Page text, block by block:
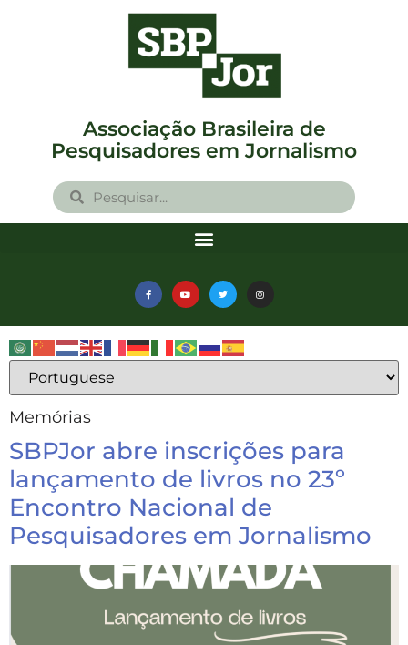
Associação Brasileira de
Pesquisadores em Jornalismo
Memórias
SBPJor abre inscrições para
lançamento de livros no 23º
Encontro Nacional de
Pesquisadores em Jornalismo